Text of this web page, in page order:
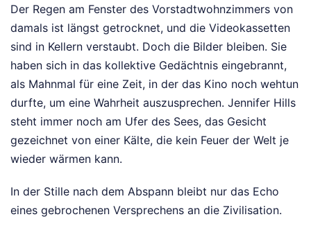
Der Regen am Fenster des Vorstadtwohnzimmers von
damals ist längst getrocknet, und die Videokassetten
sind in Kellern verstaubt. Doch die Bilder bleiben. Sie
haben sich in das kollektive Gedächtnis eingebrannt,
als Mahnmal für eine Zeit, in der das Kino noch wehtun
durfte, um eine Wahrheit auszusprechen. Jennifer Hills
steht immer noch am Ufer des Sees, das Gesicht
gezeichnet von einer Kälte, die kein Feuer der Welt je
wieder wärmen kann.
In der Stille nach dem Abspann bleibt nur das Echo
eines gebrochenen Versprechens an die Zivilisation.